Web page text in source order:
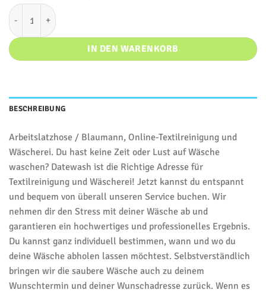
Latzhose Menge
IN DEN WARENKORB
BESCHREIBUNG
Arbeitslatzhose / Blaumann, Online-Textilreinigung und
Wäscherei. Du hast keine Zeit oder Lust auf Wäsche
waschen? Datewash ist die Richtige Adresse für
Textilreinigung und Wäscherei! Jetzt kannst du entspannt
und bequem von überall unseren Service buchen. Wir
nehmen dir den Stress mit deiner Wäsche ab und
garantieren ein hochwertiges und professionelles Ergebnis.
Du kannst ganz individuell bestimmen, wann und wo du
deine Wäsche abholen lassen möchtest. Selbstverständlich
bringen wir die saubere Wäsche auch zu deinem
Wunschtermin und deiner Wunschadresse zurück. Wenn es